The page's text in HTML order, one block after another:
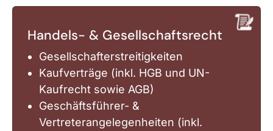
Handels- & Gesellschaftsrecht
Gesellschafterstreitigkeiten
Kaufverträge (inkl. HGB und UN-
Kaufrecht sowie AGB)
Geschäftsführer- &
Vertreterangelegenheiten (inkl.